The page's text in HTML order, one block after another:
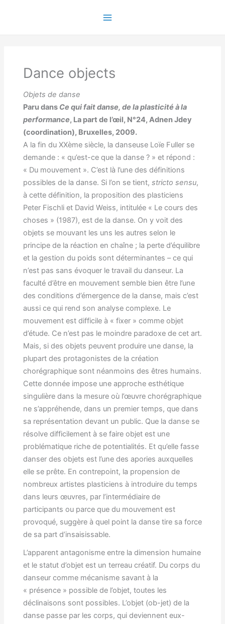
Dance objects
Objets de danse
Paru dans Ce qui fait danse, de la plasticité à la
performance, La part de l’œil, N°24, Adnen Jdey
(coordination), Bruxelles, 2009.
A la fin du XXème siècle, la danseuse Loïe Fuller se
demande : « qu’est-ce que la danse ? » et répond :
« Du mouvement ». C’est là l’une des définitions
possibles de la danse. Si l’on se tient, stricto sensu,
à cette définition, la proposition des plasticiens
Peter Fischli et David Weiss, intitulée « Le cours des
choses » (1987), est de la danse. On y voit des
objets se mouvant les uns les autres selon le
principe de la réaction en chaîne ; la perte d’équilibre
et la gestion du poids sont déterminantes – ce qui
n’est pas sans évoquer le travail du danseur. La
faculté d’être en mouvement semble bien être l’une
des conditions d’émergence de la danse, mais c’est
aussi ce qui rend son analyse complexe. Le
mouvement est difficile à « fixer » comme objet
d’étude. Ce n’est pas le moindre paradoxe de cet art.
Mais, si des objets peuvent produire une danse, la
plupart des protagonistes de la création
chorégraphique sont néanmoins des êtres humains.
Cette donnée impose une approche esthétique
singulière dans la mesure où l’œuvre chorégraphique
ne s’appréhende, dans un premier temps, que dans
sa représentation devant un public. Que la danse se
résolve difficilement à se faire objet est une
problématique riche de potentialités. Et qu’elle fasse
danser des objets est l’une des apories auxquelles
elle se prête. En contrepoint, la propension de
nombreux artistes plasticiens à introduire du temps
dans leurs œuvres, par l’intermédiaire de
participants ou parce que du mouvement est
provoqué, suggère à quel point la danse tire sa force
de sa part d’insaisissable.
L’apparent antagonisme entre la dimension humaine
et le statut d’objet est un terreau créatif. Du corps du
danseur comme mécanisme savant à la
« présence » possible de l’objet, toutes les
déclinaisons sont possibles. L’objet (ob-jet) de la
danse passe par les corps, qui deviennent eux-